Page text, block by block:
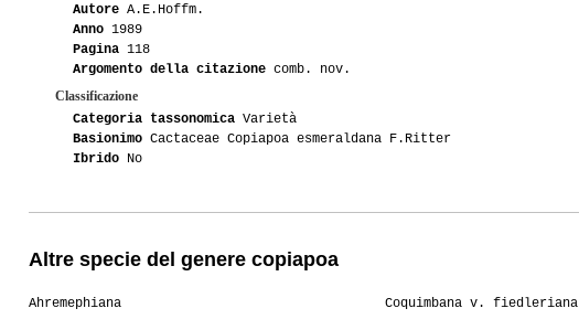
Autore A.E.Hoffm.
Anno 1989
Pagina 118
Argomento della citazione comb. nov.
Classificazione
Categoria tassonomica Varietà
Basionimo Cactaceae Copiapoa esmeraldana F.Ritter
Ibrido No
Altre specie del genere copiapoa
Ahremephiana
Coquimbana v. fiedleriana